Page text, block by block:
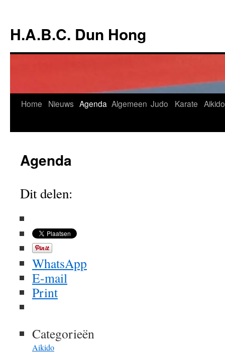
de
inhoud
H.A.B.C. Dun Hong
Home Nieuws Agenda Algemeen Judo Karate Aikido
Agenda
Dit delen:
WhatsApp
E-mail
Print
Categorieën
Aikido